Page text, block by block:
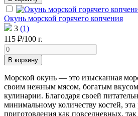
Окунь морской горячего копчения
3 (1)
115 ₽/100 г.
В корзину
Морской окунь — это изысканная
своим нежным мясом, богатым
кулинарии. Благодаря своей
минимальному количеству костей,
приготовления как повседневных,